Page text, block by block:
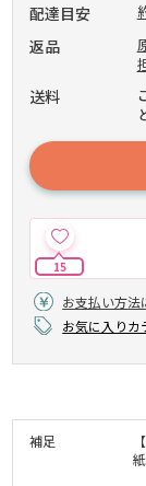
配達目安
返品
送料
15
お支払い方法
お気に入りカ
補足